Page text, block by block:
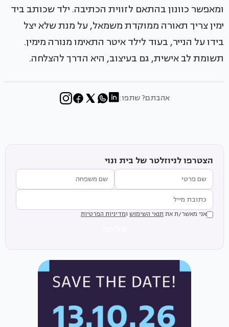
ומאפשר כוונון בהתאם לזווית הכתיבה. ילד שכותב ביד
ימין צריך תאורה ממוקדת משמאל, על מנת שלא יצל
בידו על הנייר, בעוד לילד איטר התאימו מנורה מימין.
תשומת לב אישית, גם בעיצוב, היא הדרך להצלחה.
אהבתם? שתפו:
הצטרפו לניוזלטר של בית ונוי
אני מאשר/ת את תנאי השימוש ומדיניות הפרטיות